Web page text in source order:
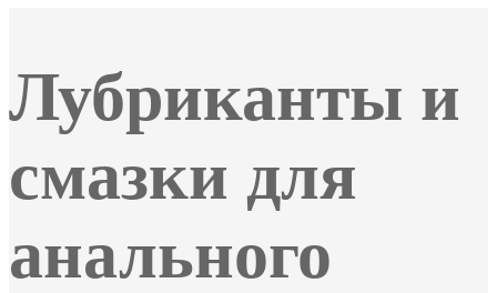
Лубриканты и
смазки для
анального